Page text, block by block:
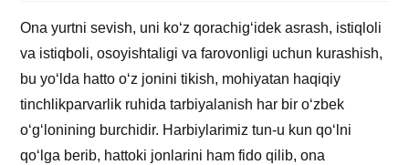
Ona yurtni sevish, uni ko‘z qorachig‘idek asrash, istiqloli
va istiqboli, osoyishtaligi va farovonligi uchun kurashish,
bu yo‘lda hatto o‘z jonini tikish, mohiyatan haqiqiy
tinchlikparvarlik ruhida tarbiyalanish har bir o‘zbek
o‘g‘lonining burchidir. Harbiylarimiz tun-u kun qo‘lni
qo‘lga berib, hattoki jonlarini ham fido qilib, ona